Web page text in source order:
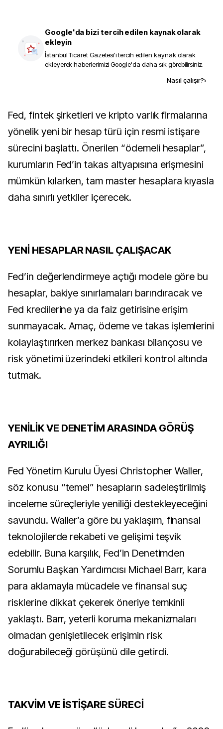
Google'da bizi tercih edilen kaynak olarak
ekleyin
İstanbul Ticaret Gazetesi'i tercih edilen kaynak olarak
ekleyerek haberlerimizi Google'da daha sık görebilirsiniz.
Nasıl çalışır?›
Fed, fintek şirketleri ve kripto varlık firmalarına
yönelik yeni bir hesap türü için resmi istişare
sürecini başlattı. Önerilen “ödemeli hesaplar”,
kurumların Fed’in takas altyapısına erişmesini
mümkün kılarken, tam master hesaplara kıyasla
daha sınırlı yetkiler içerecek.
YENİ HESAPLAR NASIL ÇALIŞACAK
Fed’in değerlendirmeye açtığı modele göre bu
hesaplar, bakiye sınırlamaları barındıracak ve
Fed kredilerine ya da faiz getirisine erişim
sunmayacak. Amaç, ödeme ve takas işlemlerini
kolaylaştırırken merkez bankası bilançosu ve
risk yönetimi üzerindeki etkileri kontrol altında
tutmak.
YENİLİK VE DENETİM ARASINDA GÖRÜŞ
AYRILIĞI
Fed Yönetim Kurulu Üyesi Christopher Waller,
söz konusu “temel” hesapların sadeleştirilmiş
inceleme süreçleriyle yeniliği destekleyeceğini
savundu. Waller’a göre bu yaklaşım, finansal
teknolojilerde rekabeti ve gelişimi teşvik
edebilir. Buna karşılık, Fed’in Denetimden
Sorumlu Başkan Yardımcısı Michael Barr, kara
para aklamayla mücadele ve finansal suç
risklerine dikkat çekerek öneriye temkinli
yaklaştı. Barr, yeterli koruma mekanizmaları
olmadan genişletilecek erişimin risk
doğurabileceği görüşünü dile getirdi.
TAKVİM VE İSTİŞARE SÜRECİ